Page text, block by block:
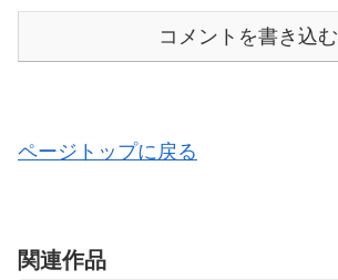
コメントを書き込む
ページトップに戻る
関連作品